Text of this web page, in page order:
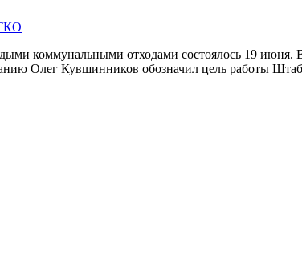
коммунальными отходами состоялось 19 июня.
Олег Кувшинников обозначил цель работы